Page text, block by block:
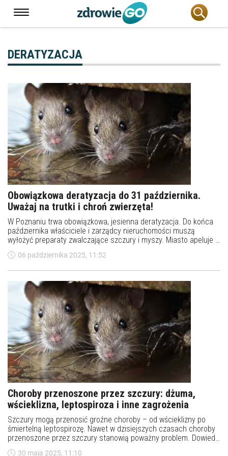
DERATYZACJA
Obowiązkowa deratyzacja do 31 października.
Uważaj na trutki i chroń zwierzęta!
W Poznaniu trwa obowiązkowa, jesienna deratyzacja. Do końca
października właściciele i zarządcy nieruchomości muszą
wyłożyć preparaty zwalczające szczury i myszy. Miasto apeluje o
ostrożność – szczególnie do opiekunów zwierząt domowych i
rodziców małych dzieci.
06 października 2025, 11:52
Choroby przenoszone przez szczury: dżuma,
wścieklizna, leptospiroza i inne zagrożenia
Szczury mogą przenosić groźne choroby – od wścieklizny po
śmiertelną leptospirozę. Nawet w dzisiejszych czasach choroby
przenoszone przez szczury stanowią poważny problem. Dowiedz
się, jak się chronić i co robić w razie kontaktu z gryzoniem.
30 maja 2025, 11:10